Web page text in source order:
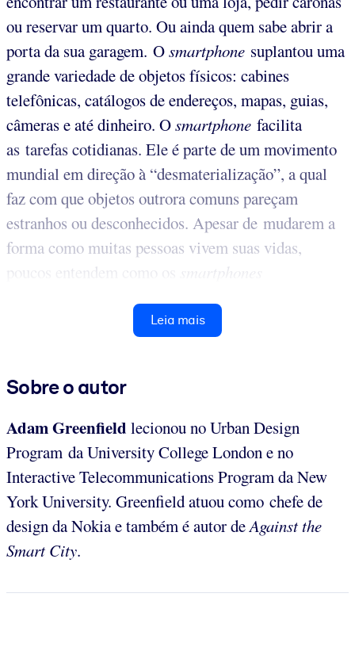
ou reservar um quarto. Ou ainda quem sabe abrir a
porta da sua garagem. Osmartphone suplantou uma
grande variedade de objetos físicos: cabines
telefônicas, catálogos de endereços, mapas, guias,
câmeras e até dinheiro. Osmartphone facilita
as tarefas cotidianas. Ele é parte de um movimento
mundial em direção à “desmaterialização”, a qual
faz com que objetos outrora comuns pareçam
estranhos ou desconhecidos. Apesar de mudarem a
forma como muitas pessoas vivem suas vidas,
poucos entendem como os
smartphones
Leia mais
Sobre o autor
Adam Greenfield lecionou no Urban Design
Program da University College London e no
Interactive Telecommunications Program da New
York University. Greenfield atuou como chefe de
design da Nokia e também é autor deAgainst the
Smart City.